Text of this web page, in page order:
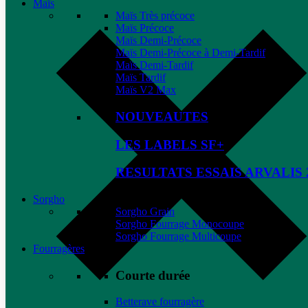
Maïs
Maïs Très précoce
Maïs Précoce
Maïs Demi-Précoce
Maïs Demi-Précoce à Demi-Tardif
Maïs Demi-Tardif
Maïs Tardif
Maïs V2 Max
NOUVEAUTES
LES LABELS SF+
RESULTATS ESSAIS ARVALIS
Sorgho
Sorgho Grain
Sorgho Fourrage Monocoupe
Sorgho Fourrage Multicoupe
Fourragères
Courte durée
Betterave fourragère